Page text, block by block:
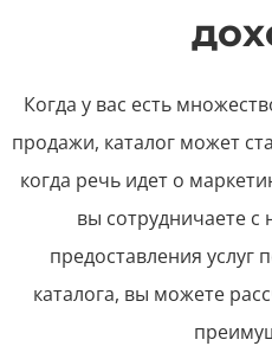
Когда у вас есть
продажи, каталог может
когда речь идет о
вы сотрудничаете
предоставления услуг
каталога, вы можете